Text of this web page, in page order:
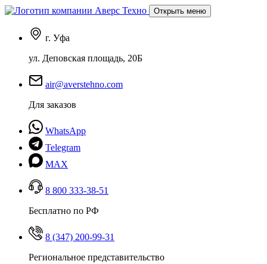
Открыть меню
г. Уфа
ул. Деповская площадь, 20Б
air@averstehno.com
Для заказов
WhatsApp
Telegram
MAX
8 800 333-38-51
Бесплатно по РФ
8 (347) 200-99-31
Региональное представительство